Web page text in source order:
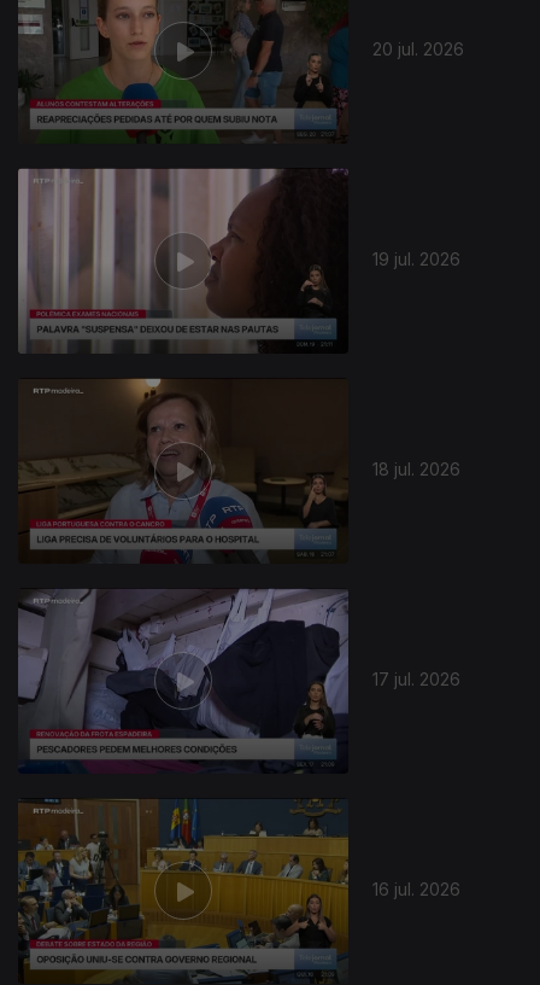
20 jul. 2026
19 jul. 2026
18 jul. 2026
17 jul. 2026
16 jul. 2026